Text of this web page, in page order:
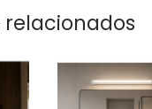
relacionados